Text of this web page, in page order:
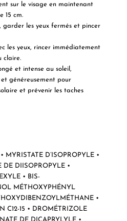
sur le visage en maintenant
15 cm.
garder les yeux fermés et pincer
les yeux, rincer immédiatement
claire.
et intense au soleil,
généreusement pour
et prévenir les taches
MYRISTATE D’ISOPROPYLE •
DE DIISOPROPYLE •
• BIS-
MÉTHOXYPHÉNYL
•
C12-15 • DROMÉTRIZOLE
DE DICAPRYLYLE •